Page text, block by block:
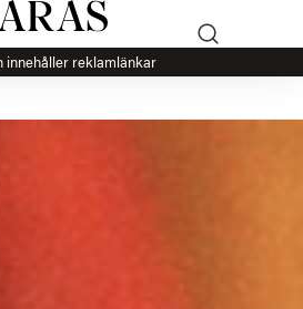
innehåller reklamlänkar